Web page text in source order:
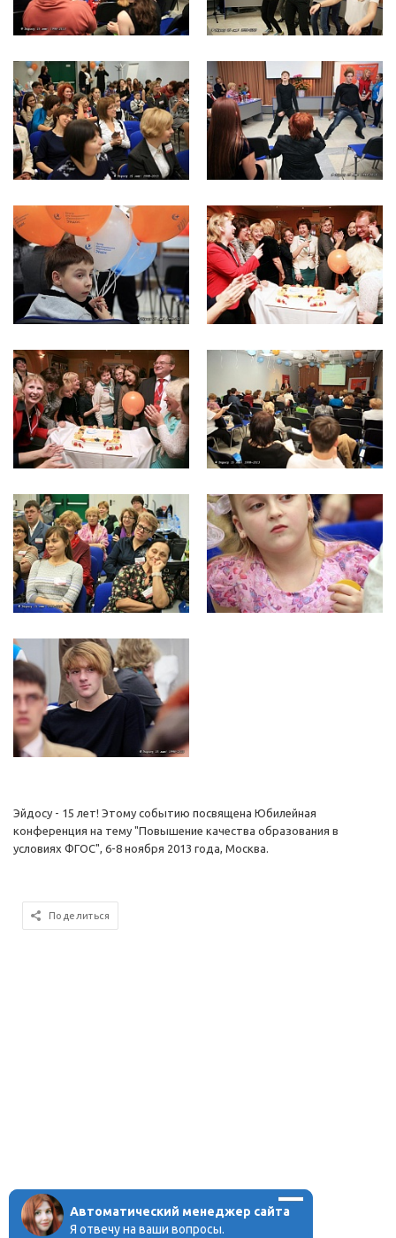
Эйдосу - 15 лет! Этому событию посвящена Юбилейная
конференция на тему "Повышение качества образования в
условиях ФГОС", 6-8 ноября 2013 года, Москва.
Поделиться
Автоматический менеджер сайта
Я отвечу на ваши вопросы.